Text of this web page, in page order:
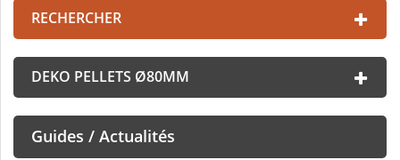
RECHERCHER
DEKO PELLETS Ø80MM
Guides / Actualités